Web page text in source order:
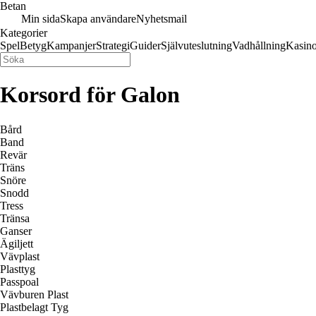
Betan
Min sidaSkapa användareNyhetsmail
Kategorier
SpelBetygKampanjerStrategiGuiderSjälvuteslutningVadhållning
Korsord för Galon
Bård
Band
Revär
Träns
Snöre
Snodd
Tress
Tränsa
Ganser
Ägiljett
Vävplast
Plasttyg
Passpoal
Vävburen Plast
Plastbelagt Tyg